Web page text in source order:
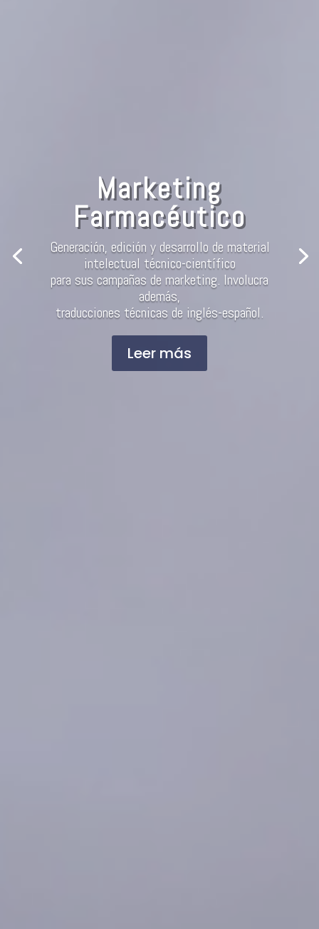
Marketing
Farmacéutico
Generación, edición y desarrollo de material
intelectual técnico-científico
para sus campañas de marketing. Involucra
además,
traducciones técnicas de inglés-español.
Leer más